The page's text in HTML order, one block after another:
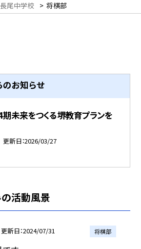
尾中学校 > 将棋部
お知らせ
来をつくる堺教育プランを
更新日 2026/03/27
活動風景
更新日 2024/07/31 将棋部